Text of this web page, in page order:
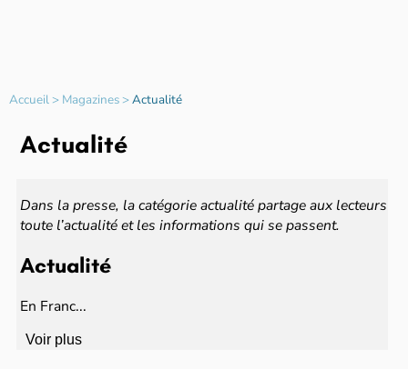
Accueil> Magazines>Actualité
Actualité
Dans la presse, la catégorie actualité partage aux lecteurs
toute l’actualité et les informations qui se passent.
Actualité
En Franc...
Voir plus